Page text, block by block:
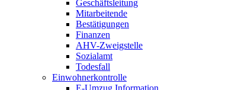
Geschäftsleitung
Mitarbeitende
Bestätigungen
Finanzen
AHV-Zweigstelle
Sozialamt
Todesfall
Einwohnerkontrolle
E-Umzug Information